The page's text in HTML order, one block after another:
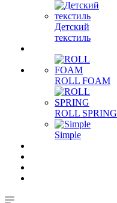
Детский
текстиль
ROLL FOAM
ROLL SPRING
Simple